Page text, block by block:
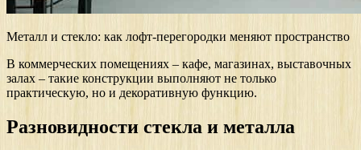
Металл и стекло: как лофт-перегородки меняют пространство
В коммерческих помещениях – кафе, магазинах, выставочных
залах – такие конструкции выполняют не только
практическую, но и декоративную функцию.
Разновидности стекла и металла